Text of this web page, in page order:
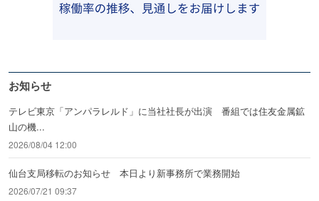
お知らせ
テレビ東京「アンパラレルド」に当社社長が出演 番組では住友金属鉱
山の機...
2026/08/04 12:00
仙台支局移転のお知らせ 本日より新事務所で業務開始
2026/07/21 09:37